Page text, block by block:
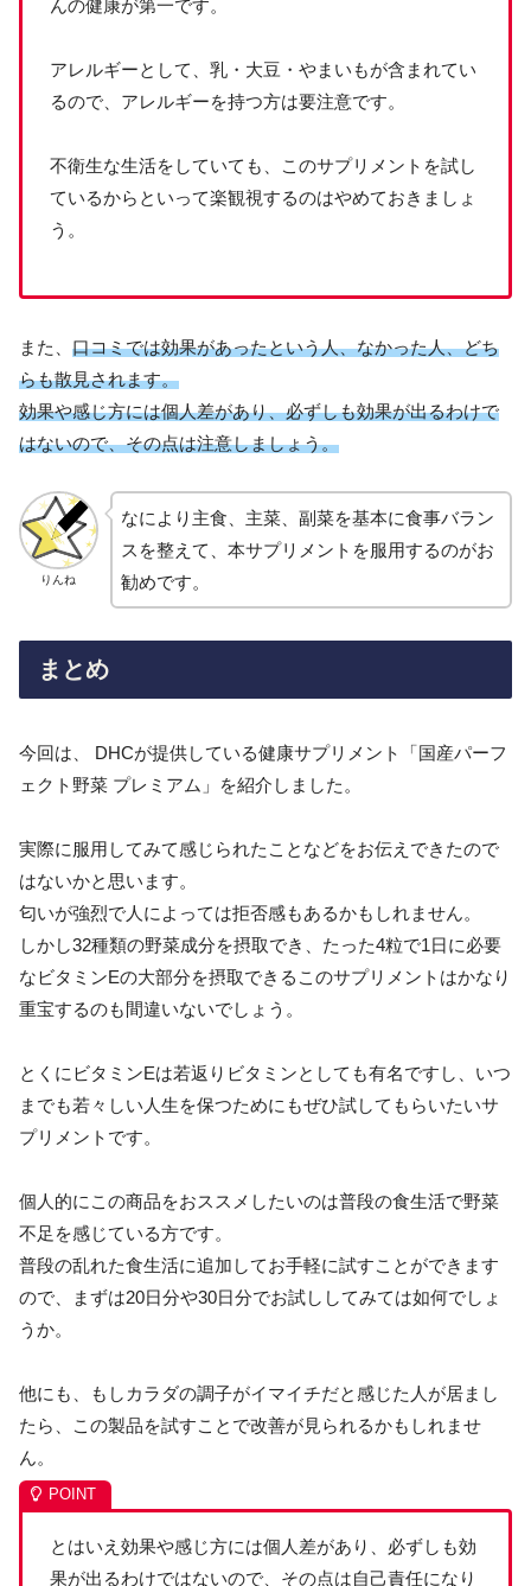
んの健康が第一です。
アレルギーとして、乳・大豆・やまいもが含まれてい
るので、アレルギーを持つ方は要注意です。
不衛生な生活をしていても、このサプリメントを試し
ているからといって楽観視するのはやめておきましょ
う。
また、 口コミでは効果があったという人、なかった人、どち
らも散見されます。
効果や感じ方には個人差があり、必ずしも効果が出るわけで
はないので、その点は注意しましょう。
りんね
なにより主食、主菜、副菜を基本に食事バラン
スを整えて、本サプリメントを服用するのがお
勧めです。
まとめ
今回は、 DHCが提供している健康サプリメント「国産パーフ
ェクト野菜 プレミアム」を紹介しました。
実際に服用してみて感じられたことなどをお伝えできたので
はないかと思います。
匂いが強烈で人によっては拒否感もあるかもしれません。
しかし32種類の野菜成分を摂取でき、たった4粒で1日に必要
なビタミンEの大部分を摂取できるこのサプリメントはかなり
重宝するのも間違いないでしょう。
とくにビタミンEは若返りビタミンとしても有名ですし、いつ
までも若々しい人生を保つためにもぜひ試してもらいたいサ
プリメントです。
個人的にこの商品をおススメしたいのは普段の食生活で野菜
不足を感じている方です。
普段の乱れた食生活に追加してお手軽に試すことができます
ので、まずは20日分や30日分でお試ししてみては如何でしょ
うか。
他にも、もしカラダの調子がイマイチだと感じた人が居まし
たら、この製品を試すことで改善が見られるかもしれませ
ん。
とはいえ効果や感じ方には個人差があり、必ずしも効
果が出るわけではないので、その点は自己責任になり